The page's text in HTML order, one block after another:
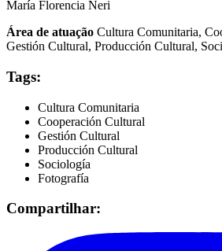
María Florencia Neri
Área de atuação Cultura Comunitaria,
Gestión Cultural, Producción Cultural,
Tags:
Cultura Comunitaria
Cooperación Cultural
Gestión Cultural
Producción Cultural
Sociología
Fotografía
Compartilhar: